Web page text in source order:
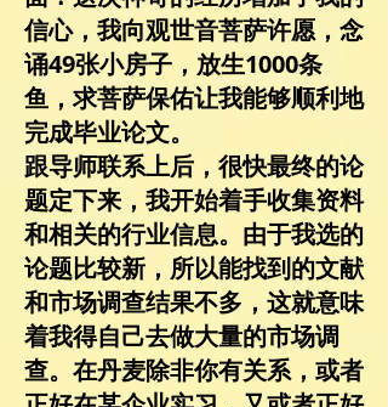
信心，我向观世音菩萨许愿，念
诵49张小房子，放生1000条
鱼，求菩萨保佑让我能够顺利地
完成毕业论文。
跟导师联系上后，很快最终的论
题定下来，我开始着手收集资料
和相关的行业信息。由于我选的
论题比较新，所以能找到的文献
和市场调查结果不多，这就意味
着我得自己去做大量的市场调
查。在丹麦除非你有关系，或者